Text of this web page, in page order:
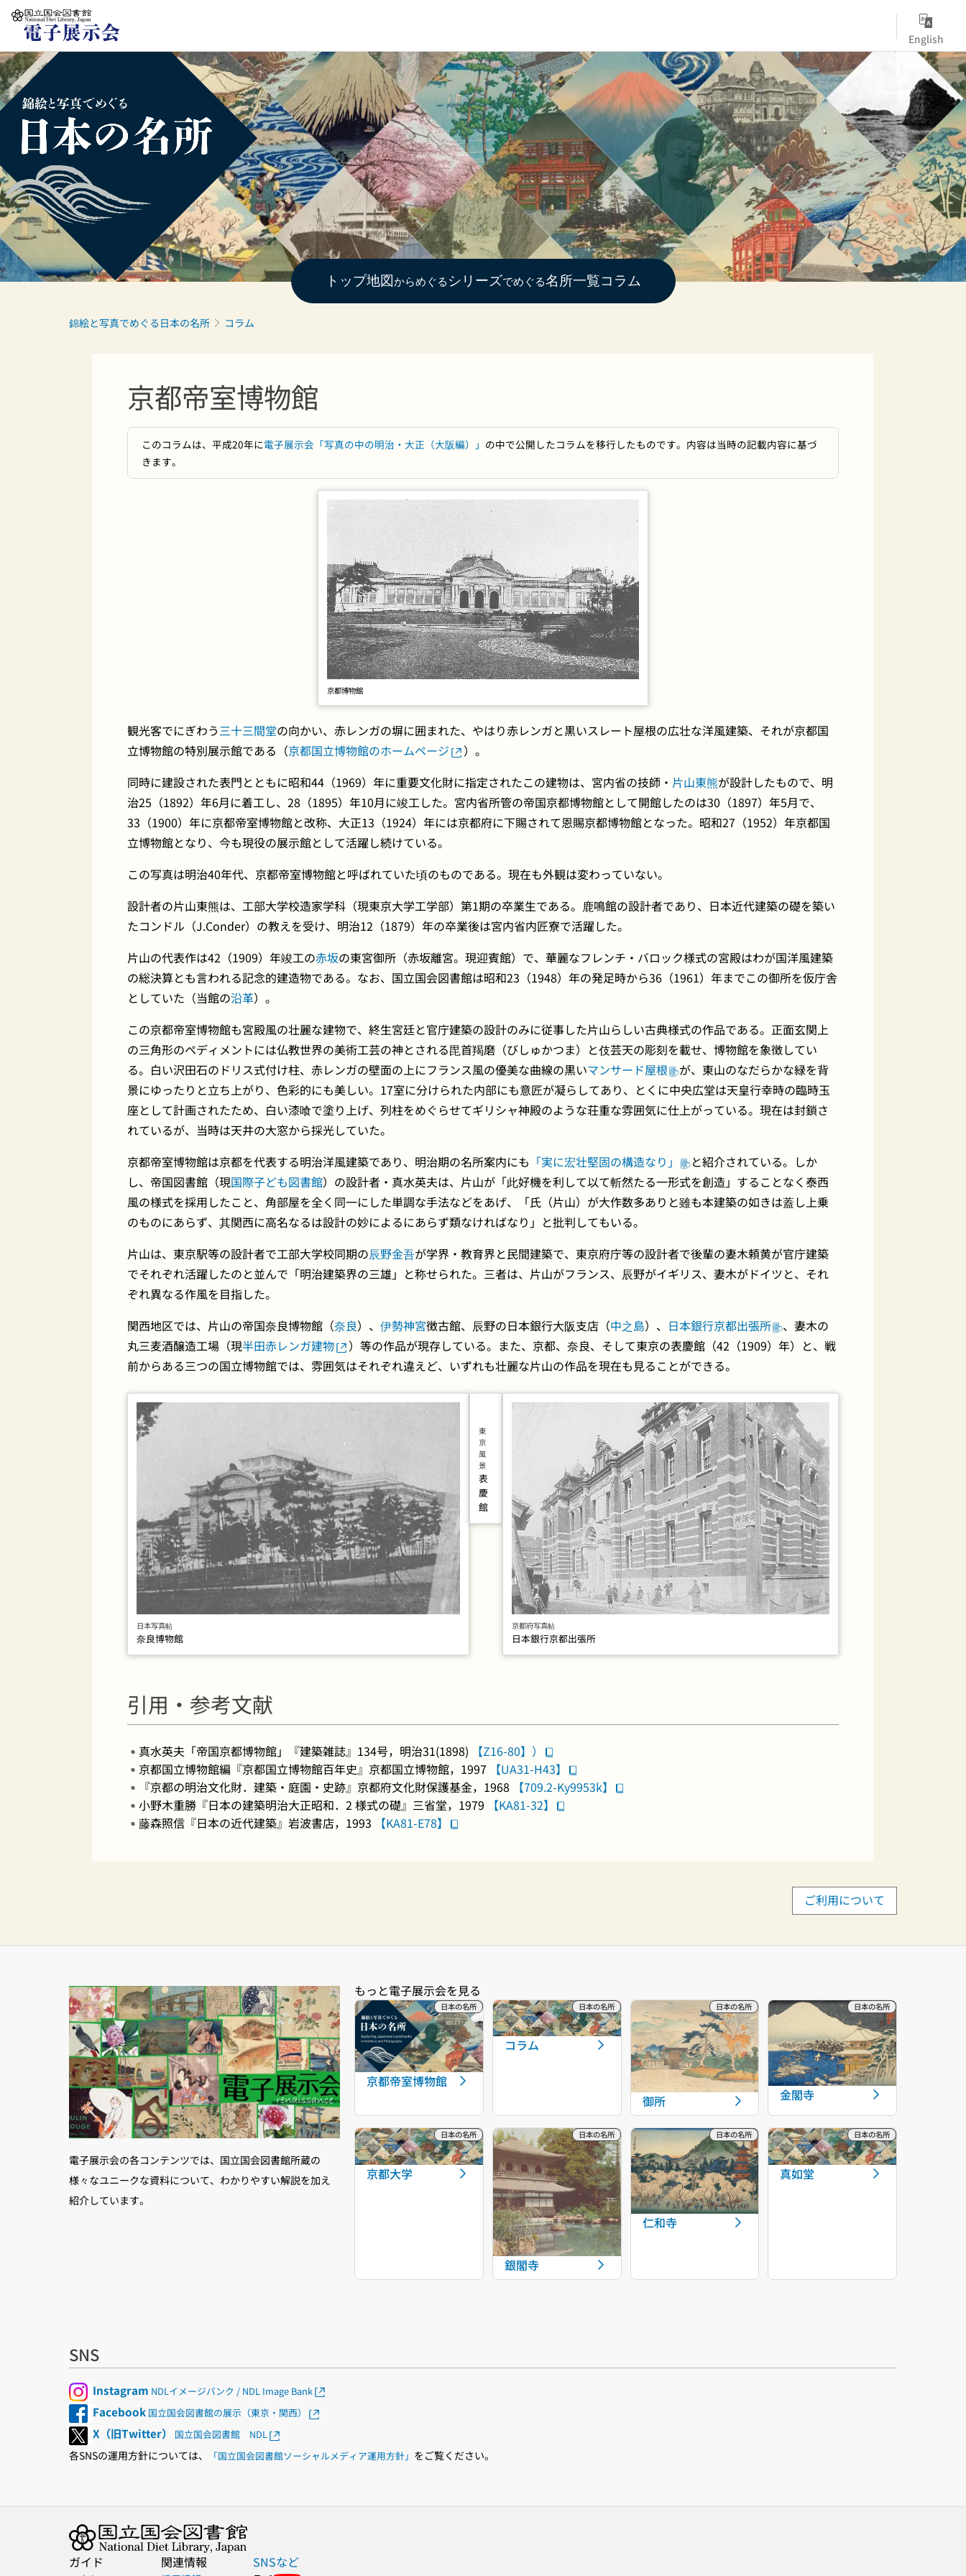
本文へ移動
English
トップ地図からめぐる シリーズでめぐる名所一覧コラム
錦絵と写真でめぐる日本の名所 コラム
京都帝室博物館
このコラムは、平成20年に電子展示会「写真の中の明治・大正（大阪編）」 の中で公開したコラムを移行したものです。内容は当時の記載内容に基づ
きます。
京都博物館
観光客でにぎわう三十三間堂の向かい、赤レンガの塀に囲まれた、やはり赤レンガと黒いスレート屋根の広壮な洋風建築、それが京都国
立博物館の特別展示館である（京都国立博物館のホームページ
）。
同時に建設された表門とともに昭和44（1969）年に重要文化財に指定されたこの建物は、宮内省の技師・ 片山東熊が設計したもので、明
治25（1892）年6月に着工し、28（1895）年10月に竣工した。宮内省所管の帝国京都博物館として開館したのは30（1897）年5月で、
33（1900）年に京都帝室博物館と改称、大正13（1924）年には京都府に下賜されて恩賜京都博物館となった。昭和27（1952）年京都国
立博物館となり、今も現役の展示館として活躍し続けている。
この写真は明治40年代、京都帝室博物館と呼ばれていた頃のものである。現在も外観は変わっていない。
設計者の片山東熊は、工部大学校造家学科（現東京大学工学部）第1期の卒業生である。鹿鳴館の設計者であり、日本近代建築の礎を築い
たコンドル（J.Conder）の教えを受け、明治12（1879）年の卒業後は宮内省内匠寮で活躍した。
片山の代表作は42（1909）年竣工の赤坂の東宮御所（赤坂離宮。現迎賓館）で、華麗なフレンチ・バロック様式の宮殿はわが国洋風建築
の総決算とも言われる記念的建造物である。なお、国立国会図書館は昭和23（1948）年の発足時から36（1961）年までこの御所を仮庁舎
としていた（当館の沿革）。
この京都帝室博物館も宮殿風の壮麗な建物で、終生宮廷と官庁建築の設計のみに従事した片山らしい古典様式の作品である。正面玄関上
の三角形のペディメントには仏教世界の美術工芸の神とされる毘首羯磨（びしゅかつま）と伎芸天の彫刻を載せ、博物館を象徴してい
る。白い沢田石のドリス式付け柱、赤レンガの壁面の上にフランス風の優美な曲線の黒いマンサード屋根
が、東山のなだらかな緑を背
景にゆったりと立ち上がり、色彩的にも美しい。17室に分けられた内部にも意匠が凝らしてあり、とくに中央広堂は天皇行幸時の臨時玉
座として計画されたため、白い漆喰で塗り上げ、列柱をめぐらせてギリシャ神殿のような荘重な雰囲気に仕上がっている。現在は封鎖さ
れているが、当時は天井の大窓から採光していた。
京都帝室博物館は京都を代表する明治洋風建築であり、明治期の名所案内にも 「実に宏壮堅固の構造なり」
と紹介されている。しか
し、帝国図書館（現国際子ども図書館）の設計者・真水英夫は、片山が「此好機を利して以て斬然たる一形式を創造」することなく泰西
風の様式を採用したこと、角部屋を全く同一にした単調な手法などをあげ、「氏（片山）が大作数多ありと雖も本建築の如きは蓋し上乗
のものにあらず、其関西に高名なるは設計の妙によるにあらず類なければなり」と批判してもいる。
片山は、東京駅等の設計者で工部大学校同期の辰野金吾が学界・教育界と民間建築で、東京府庁等の設計者で後輩の妻木頼黄が官庁建築
でそれぞれ活躍したのと並んで「明治建築界の三雄」と称せられた。三者は、片山がフランス、辰野がイギリス、妻木がドイツと、それ
ぞれ異なる作風を目指した。
関西地区では、片山の帝国奈良博物館（奈良）、 伊勢神宮徴古館、辰野の日本銀行大阪支店（中之島）、 日本銀行京都出張所
、妻木の
丸三麦酒醸造工場（現半田赤レンガ建物
）等の作品が現存している。また、京都、奈良、そして東京の表慶館（42（1909）年）と、戦
前からある三つの国立博物館では、雰囲気はそれぞれ違えど、いずれも壮麗な片山の作品を現在も見ることができる。
日本写真帖
奈良博物館
東
京
風
景
表
慶
館
京都府写真帖
日本銀行京都出張所
引用・参考文献
真水英夫「帝国京都博物館」『建築雑誌』134号，明治31(1898)
【Z16-80】）
京都国立博物館編『京都国立博物館百年史』京都国立博物館，1997
【UA31-H43】
『京都の明治文化財．建築・庭園・史跡』京都府文化財保護基金，1968
【709.2-Ky9953k】
小野木重勝『日本の建築明治大正昭和．2 様式の礎』三省堂，1979
【KA81-32】
藤森照信『日本の近代建築』岩波書店，1993
【KA81-E78】
ご利用について
電子展示会の各コンテンツでは、国立国会図書館所蔵の
様々なユニークな資料について、わかりやすい解説を加え
紹介しています。
京都帝室博物館
コラム
御所 金閣寺
京都大学
銀閣寺
仁和寺
真如堂
SNS
Instagram NDLイメージバンク / NDL Image Bank
Facebook 国立国会図書館の展示（東京・関西）
X（旧Twitter） 国立国会図書館 NDL
各SNSの運用方針については、 「国立国会図書館ソーシャルメディア運用方針」 をご覧ください。
ガイド 関連情報 SNSなど